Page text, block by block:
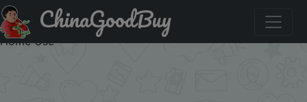
Знижка на 1 Set Car Mounted Vacuum Cleaner Car Strong
Suction Handheld Vacuum Cleaner Small Mini Car for
Home Use
ChinaGoodBuy